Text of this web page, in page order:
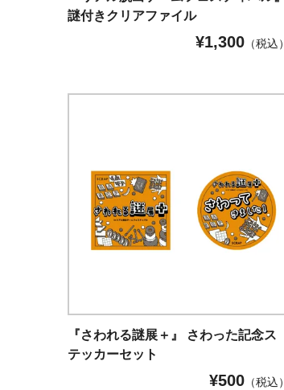
謎付きクリアファイル
¥1,300（税込）
『さわれる謎展＋』 さわった記念ス
テッカーセット
¥500（税込）